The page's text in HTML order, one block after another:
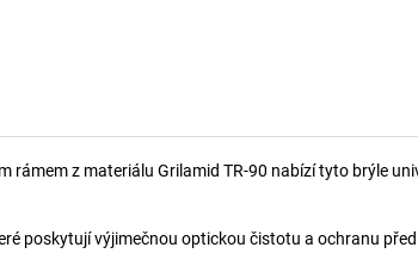
rámem z materiálu Grilamid TR-90 nabízí tyto brýle
poskytují výjimečnou optickou čistotu a ochranu